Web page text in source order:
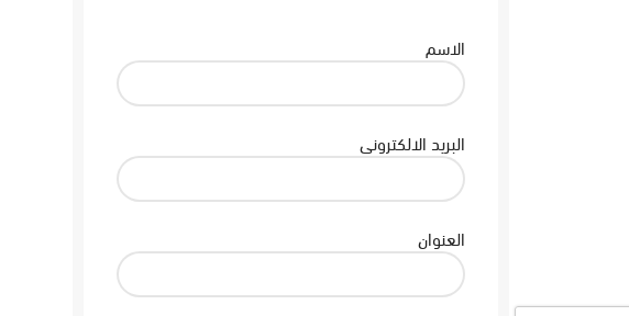
الاسم
البريد الالكتروني
العنوان